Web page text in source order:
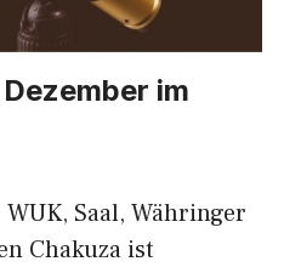
im
Saal, Währinger
Chakuza ist